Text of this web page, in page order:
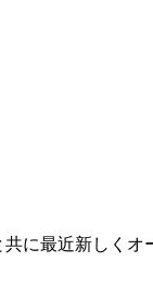
に最近新しくオ